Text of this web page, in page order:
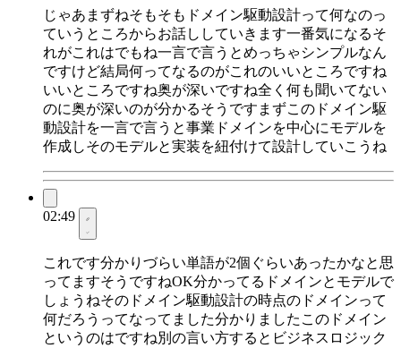
じゃあまずねそもそもドメイン駆動設計って何なのっ
ていうところからお話ししていきます一番気になるそ
れがこれはでもね一言で言うとめっちゃシンプルなん
ですけど結局何ってなるのがこれのいいところですね
いいところですね奥が深いですね全く何も聞いてない
のに奥が深いのが分かるそうですまずこのドメイン駆
動設計を一言で言うと事業ドメインを中心にモデルを
作成しそのモデルと実装を紐付けて設計していこうね
02:49
これです分かりづらい単語が2個ぐらいあったかなと思
ってますそうですねOK分かってるドメインとモデルで
しょうねそのドメイン駆動設計の時点のドメインって
何だろうってなってました分かりましたこのドメイン
というのはですね別の言い方するとビジネスロジック